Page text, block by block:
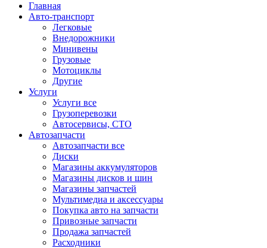
Главная
Авто-транспорт
Легковые
Внедорожники
Минивены
Грузовые
Мотоциклы
Другие
Услуги
Услуги все
Грузоперевозки
Автосервисы, СТО
Автозапчасти
Автозапчасти все
Диски
Магазины аккумуляторов
Магазины дисков и шин
Магазины запчастей
Мультимедиа и аксессуары
Покупка авто на запчасти
Привозные запчасти
Продажа запчастей
Расходники